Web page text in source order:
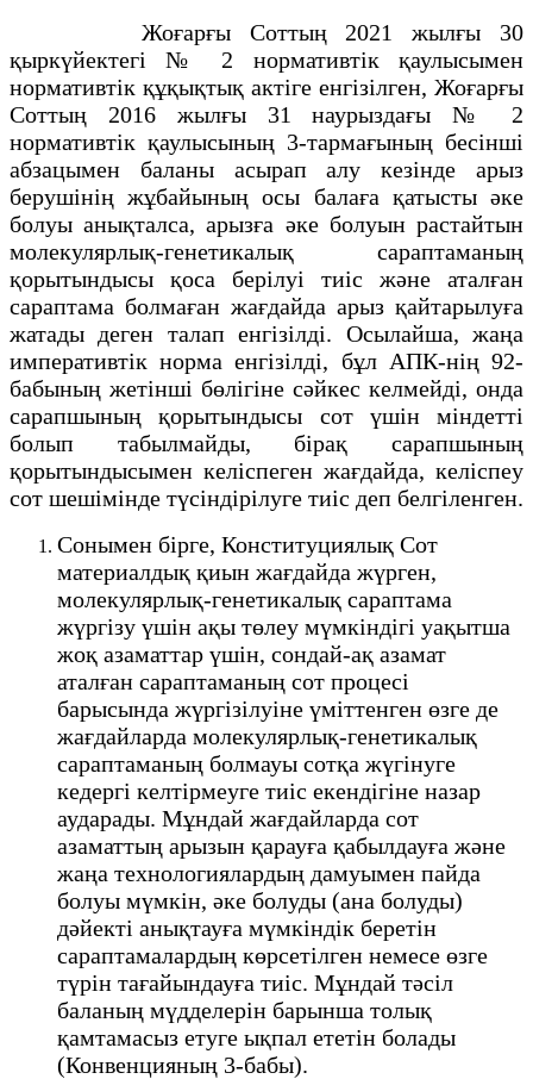
Жоғарғы Соттың 2021 жылғы 30
қыркүйектегі № 2 нормативтік қаулысымен
нормативтік құқықтық актіге енгізілген, Жоғарғы
Соттың 2016 жылғы 31 наурыздағы № 2
нормативтік қаулысының 3-тармағының бесінші
абзацымен баланы асырап алу кезінде арыз
берушінің жұбайының осы балаға қатысты әке
болуы анықталса, арызға әке болуын растайтын
молекулярлық-генетикалық сараптаманың
қорытындысы қоса берілуі тиіс және аталған
сараптама болмаған жағдайда арыз қайтарылуға
жатады деген талап енгізілді. Осылайша, жаңа
императивтік норма енгізілді, бұл АПК-нің 92-
бабының жетінші бөлігіне сәйкес келмейді, онда
сарапшының қорытындысы сот үшін міндетті
болып табылмайды, бірақ сарапшының
қорытындысымен келіспеген жағдайда, келіспеу
сот шешімінде түсіндірілуге тиіс деп белгіленген.
Сонымен бірге, Конституциялық Сот
материалдық қиын жағдайда жүрген,
молекулярлық-генетикалық сараптама
жүргізу үшін ақы төлеу мүмкіндігі уақытша
жоқ азаматтар үшін, сондай-ақ азамат
аталған сараптаманың сот процесі
барысында жүргізілуіне үміттенген өзге де
жағдайларда молекулярлық-генетикалық
сараптаманың болмауы сотқа жүгінуге
кедергі келтірмеуге тиіс екендігіне назар
аударады. Мұндай жағдайларда сот
азаматтың арызын қарауға қабылдауға және
жаңа технологиялардың дамуымен пайда
болуы мүмкін, әке болуды (ана болуды)
дәйекті анықтауға мүмкіндік беретін
сараптамалардың көрсетілген немесе өзге
түрін тағайындауға тиіс. Мұндай тәсіл
баланың мүдделерін барынша толық
қамтамасыз етуге ықпал ететін болады
(Конвенцияның 3-бабы).